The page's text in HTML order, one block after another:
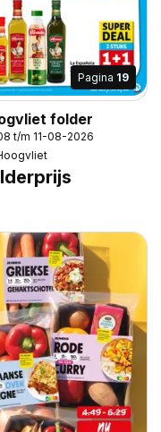
Pagina 19
folder
t/m 11-08-2026